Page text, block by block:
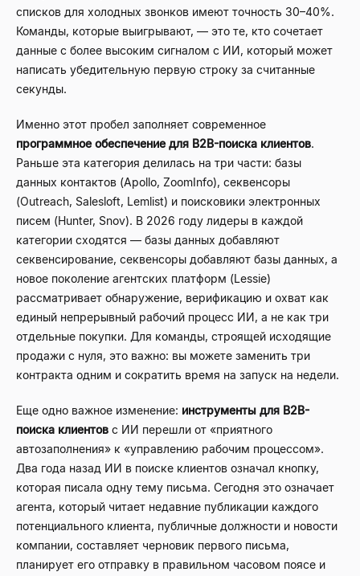
списков для холодных звонков имеют точность 30–40%.
Команды, которые выигрывают, — это те, кто сочетает
данные с более высоким сигналом с ИИ, который может
написать убедительную первую строку за считанные
секунды.
Именно этот пробел заполняет современное
программное обеспечение для B2B-поиска клиентов.
Раньше эта категория делилась на три части: базы
данных контактов (Apollo, ZoomInfo), секвенсоры
(Outreach, Salesloft, Lemlist) и поисковики электронных
писем (Hunter, Snov). В 2026 году лидеры в каждой
категории сходятся — базы данных добавляют
секвенсирование, секвенсоры добавляют базы данных, а
новое поколение агентских платформ (Lessie)
рассматривает обнаружение, верификацию и охват как
единый непрерывный рабочий процесс ИИ, а не как три
отдельные покупки. Для команды, строящей исходящие
продажи с нуля, это важно: вы можете заменить три
контракта одним и сократить время на запуск на недели.
Еще одно важное изменение: инструменты для B2B-
поиска клиентов с ИИ перешли от «приятного
автозаполнения» к «управлению рабочим процессом».
Два года назад ИИ в поиске клиентов означал кнопку,
которая писала одну тему письма. Сегодня это означает
агента, который читает недавние публикации каждого
потенциального клиента, публичные должности и новости
компании, составляет черновик первого письма,
планирует его отправку в правильном часовом поясе и